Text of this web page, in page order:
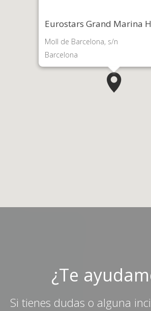
Eurostars Grand Marina
Moll de Barcelona, s/n
Barcelona
¿Te
Si tienes dudas o alguna